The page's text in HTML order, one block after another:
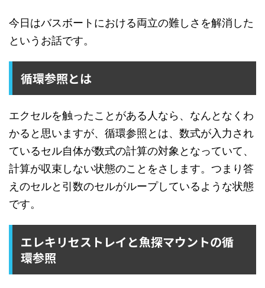
今日はバスボートにおける両立の難しさを解消した
というお話です。
循環参照とは
エクセルを触ったことがある人なら、なんとなくわ
かると思いますが、循環参照とは、数式が入力され
ているセル自体が数式の計算の対象となっていて、
計算が収束しない状態のことをさします。つまり答
えのセルと引数のセルがループしているような状態
です。
エレキリセストレイと魚探マウントの循
環参照